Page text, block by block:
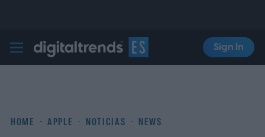
Digital Trends Español
Sign In
HOME APPLE NOTICIAS NEWS